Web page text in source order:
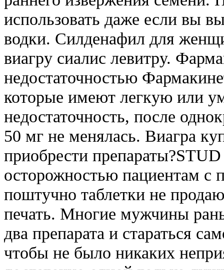
использовать даже если вы
водки. Силденафил для
виагру сиалис левитру.
недостаточностью
которые имеют легкую или
недостаточность, после
50 мг не менялась. Виагра
приобрести
осторожностью пациентам с
поштучно таблетки не
печать. Многие мужчины
два препарата и стараться
чтобы не было никаких